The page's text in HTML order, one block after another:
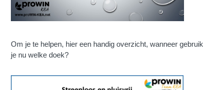
Om je te helpen, hier een handig overzicht, wanneer gebruik
je nu welke doek?